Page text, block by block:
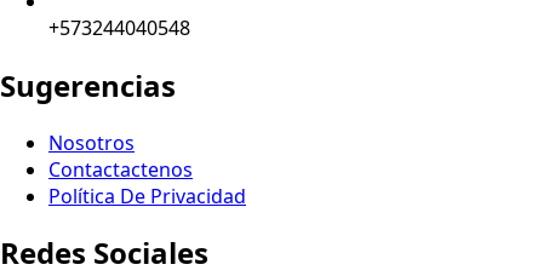
+573244040548
Sugerencias
Nosotros
Contactactenos
Política De Privacidad
Redes Sociales